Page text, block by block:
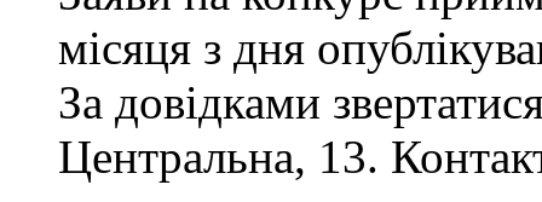
місяця з дня
За довідками
Центральна, 13.